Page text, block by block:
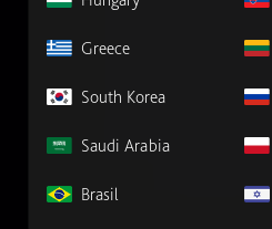
Greece
South Korea
Saudi Arabia
Brasil